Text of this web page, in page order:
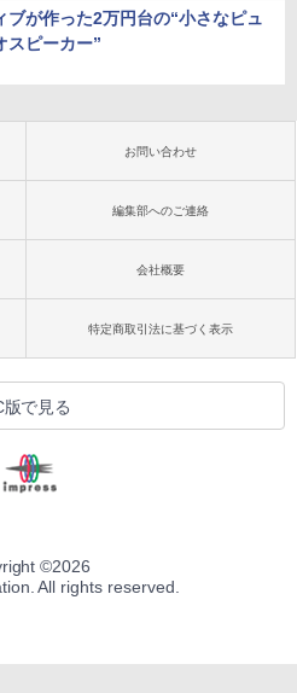
ブが作った2万円台の“小さなピュ
スピーカー”
お問い合わせ
編集部へのご連絡
会社概要
特定商取引法に基づく表示
版で見る
©2026
All rights reserved.